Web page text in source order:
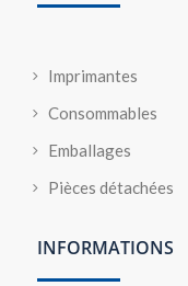
Imprimantes
Consommables
Emballages
Pièces détachées
INFORMATIONS